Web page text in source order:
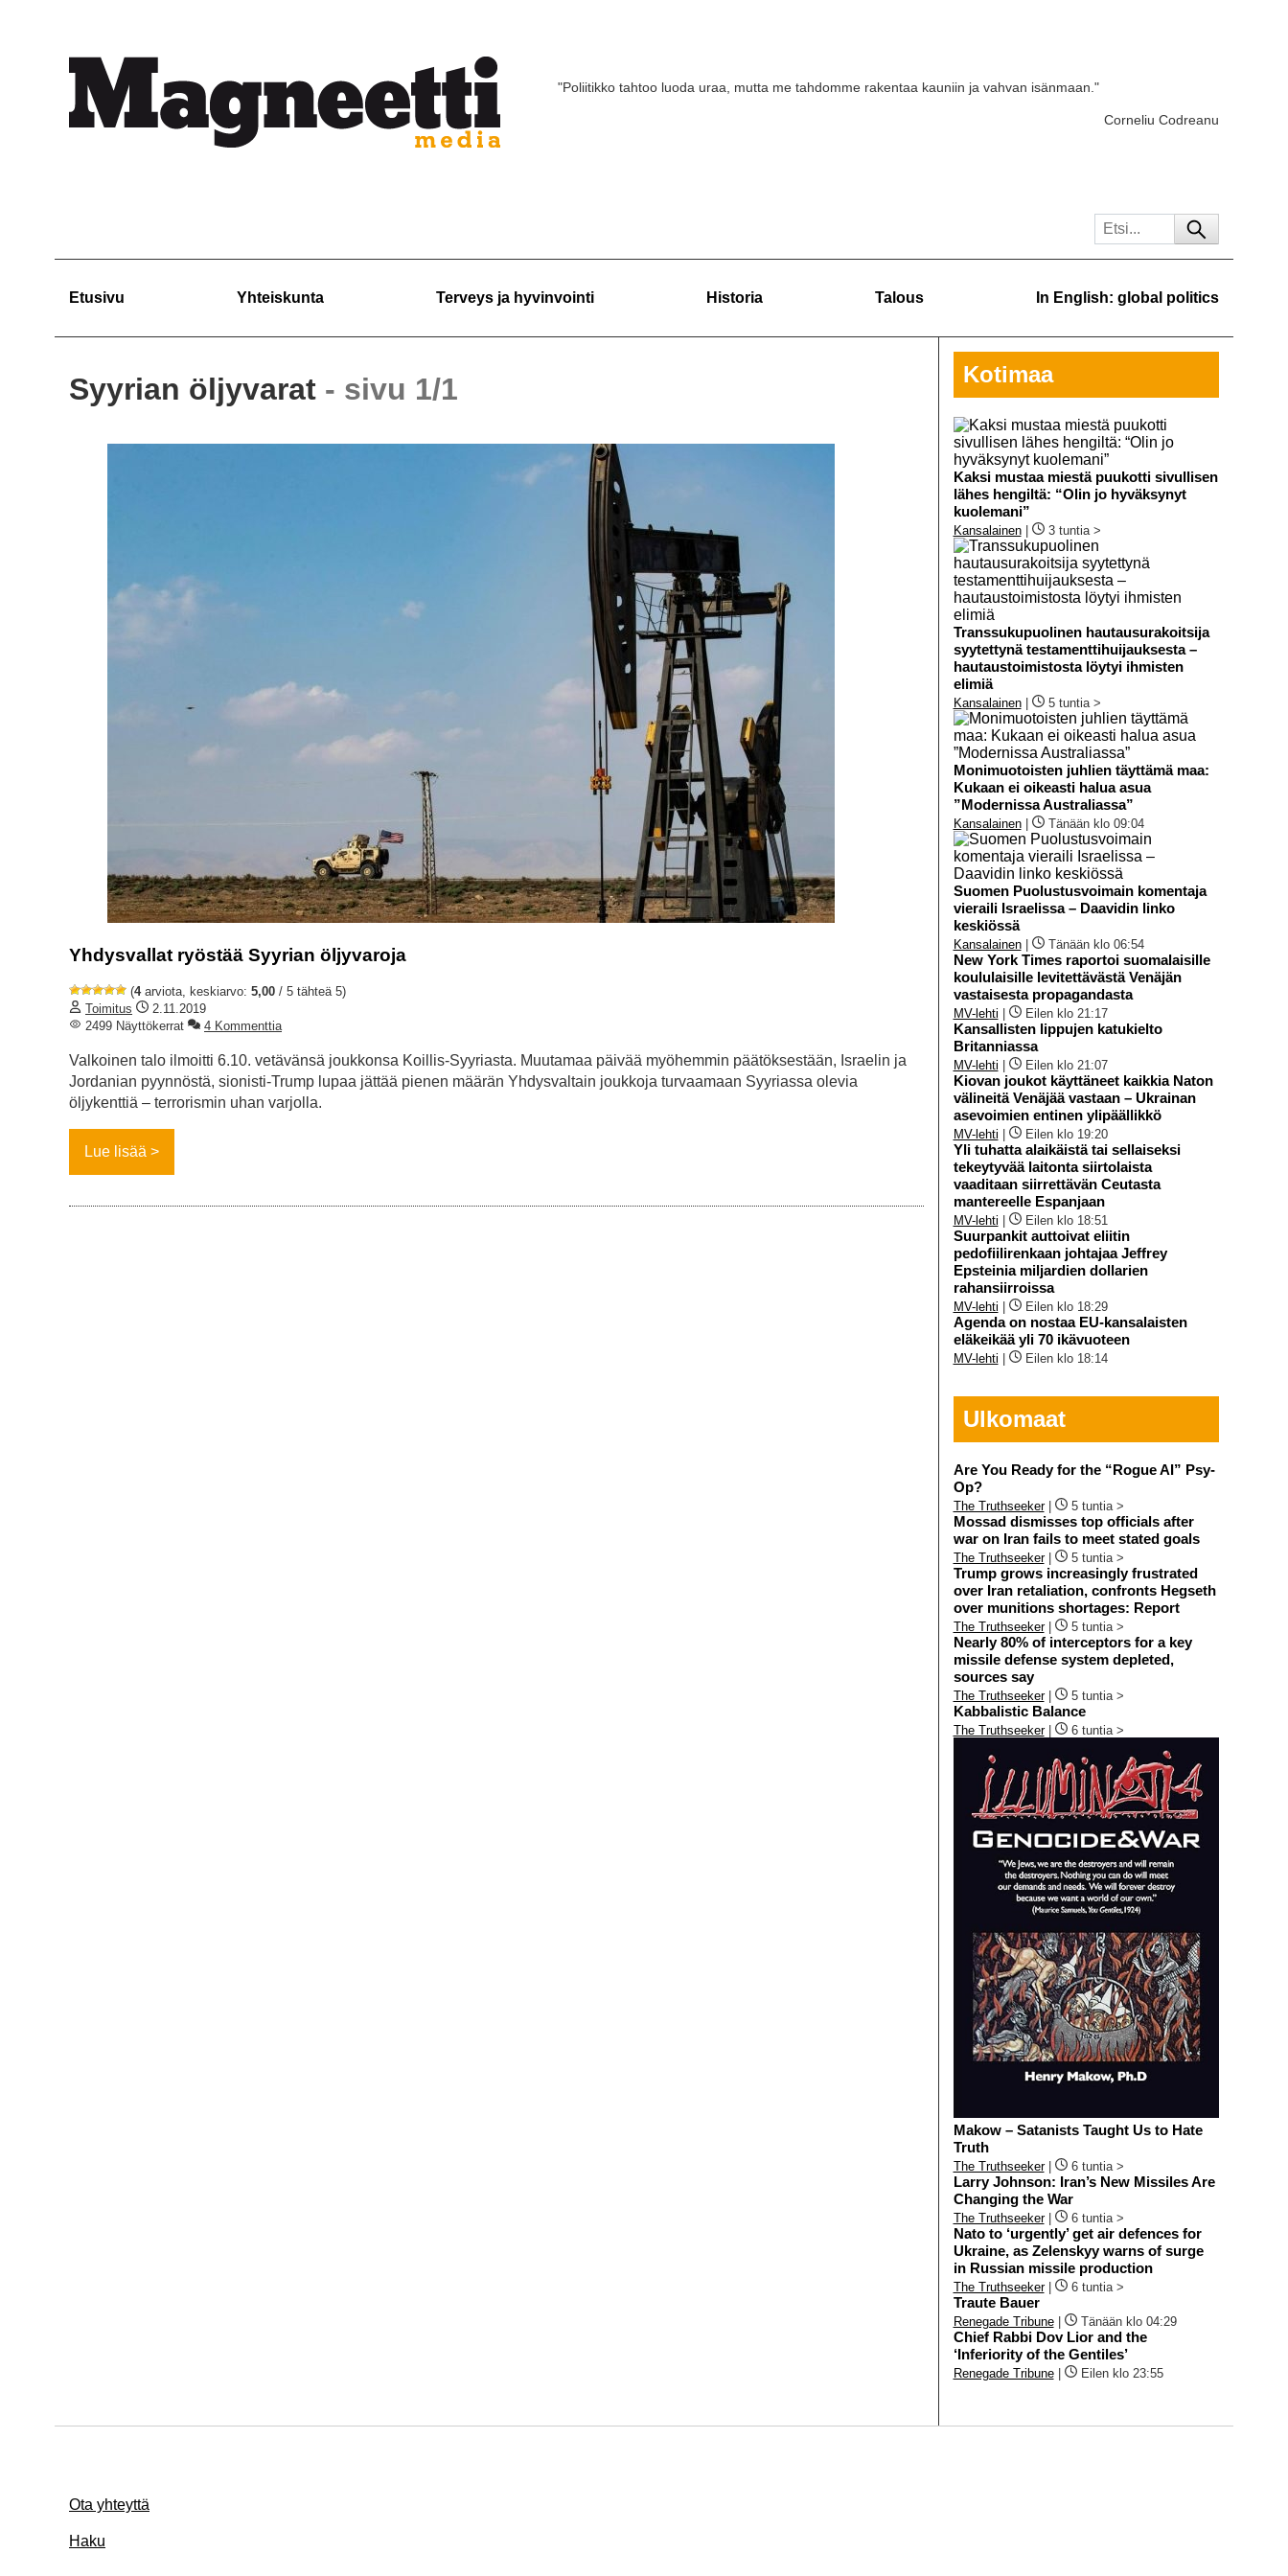
"Poliitikko tahtoo luoda uraa, mutta me tahdomme rakentaa kauniin ja vahvan isänmaan."
Corneliu Codreanu
Etusivu Yhteiskunta Terveys ja hyvinvointi Historia Talous In English: global politics
Syyrian öljyvarat - sivu 1/1
Yhdysvallat ryöstää Syyrian öljyvaroja
(4arviota, keskiarvo: 5,00 / 5 tähteä 5)
Toimitus
2.11.2019
2499 Näyttökerrat
4 Kommenttia
Valkoinen talo ilmoitti 6.10. vetävänsä joukkonsa Koillis-Syyriasta. Muutamaa päivää myöhemmin päätöksestään, Israelin ja
Jordanian pyynnöstä, sionisti-Trump lupaa jättää pienen määrän Yhdysvaltain joukkoja turvaamaan Syyriassa olevia
öljykenttiä – terrorismin uhan varjolla.
Lue lisää
Kotimaa
Kaksi mustaa miestä puukotti sivullisen
lähes hengiltä: “Olin jo hyväksynyt
kuolemani”
Kansalainen| 3 tuntia >
Transsukupuolinen hautausurakoitsija
syytettynä testamenttihuijauksesta –
hautaustoimistosta löytyi ihmisten
elimiä
Kansalainen| 5 tuntia >
Monimuotoisten juhlien täyttämä maa:
Kukaan ei oikeasti halua asua
”Modernissa Australiassa”
Kansalainen| Tänään klo 09:04
Suomen Puolustusvoimain komentaja
vieraili Israelissa – Daavidin linko
keskiössä
Kansalainen| Tänään klo 06:54
New York Times raportoi suomalaisille
koululaisille levitettävästä Venäjän
vastaisesta propagandasta
MV-lehti Eilen klo 21:17
Kansallisten lippujen katukielto
Britanniassa
MV-lehti Eilen klo 21:07
Kiovan joukot käyttäneet kaikkia Naton
välineitä Venäjää vastaan – Ukrainan
asevoimien entinen ylipäällikkö
MV-lehti Eilen klo 19:20
Yli tuhatta alaikäistä tai sellaiseksi
tekeytyvää laitonta siirtolaista
vaaditaan siirrettävän Ceutasta
mantereelle Espanjaan
MV-lehti Eilen klo 18:51
Suurpankit auttoivat eliitin
pedofiilirenkaan johtajaa Jeffrey
Epsteinia miljardien dollarien
rahansiirroissa
MV-lehti Eilen klo 18:29
Agenda on nostaa EU-kansalaisten
eläkeikää yli 70 ikävuoteen
MV-lehti Eilen klo 18:14
Ulkomaat
Are You Ready for the “Rogue AI” Psy-
Op?
The Truthseeker| 5 tuntia >
Mossad dismisses top officials after
war on Iran fails to meet stated goals
The Truthseeker| 5 tuntia >
Trump grows increasingly frustrated
over Iran retaliation, confronts Hegseth
over munitions shortages: Report
The Truthseeker| 5 tuntia >
Nearly 80% of interceptors for a key
missile defense system depleted,
sources say
The Truthseeker| 5 tuntia >
Kabbalistic Balance
The Truthseeker| 6 tuntia >
Makow – Satanists Taught Us to Hate
Truth
The Truthseeker| 6 tuntia >
Larry Johnson: Iran’s New Missiles Are
Changing the War
The Truthseeker| 6 tuntia >
Nato to ‘urgently’ get air defences for
Ukraine, as Zelenskyy warns of surge
in Russian missile production
The Truthseeker| 6 tuntia >
Traute Bauer
Renegade Tribune| Tänään klo 04:29
Chief Rabbi Dov Lior and the
‘Inferiority of the Gentiles’
Renegade Tribune| Eilen klo 23:55
Ota yhteyttä
Haku